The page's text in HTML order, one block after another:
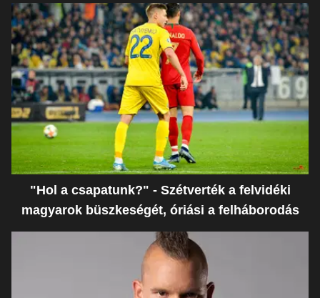
"Hol a csapatunk?" - Szétverték a felvidéki
magyarok büszkeségét, óriási a felháborodás